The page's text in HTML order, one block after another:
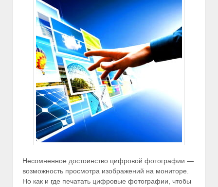
Несомненное достоинство цифровой фотографии —
возможность просмотра изображений на мониторе.
Но как и где печатать цифровые фотографии, чтобы